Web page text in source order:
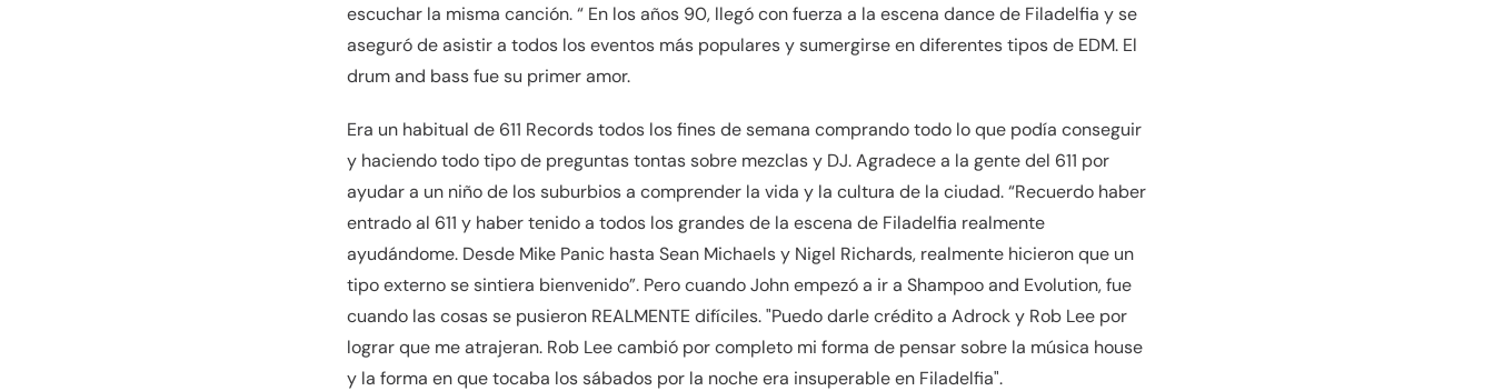
escuchar la misma canción. “ En los años 90, llegó con fuerza a la escena dance de Filadelfia y se
aseguró de asistir a todos los eventos más populares y sumergirse en diferentes tipos de EDM. El
drum and bass fue su primer amor.
Era un habitual de 611 Records todos los fines de semana comprando todo lo que podía conseguir
y haciendo todo tipo de preguntas tontas sobre mezclas y DJ. Agradece a la gente del 611 por
ayudar a un niño de los suburbios a comprender la vida y la cultura de la ciudad. “Recuerdo haber
entrado al 611 y haber tenido a todos los grandes de la escena de Filadelfia realmente
ayudándome. Desde Mike Panic hasta Sean Michaels y Nigel Richards, realmente hicieron que un
tipo externo se sintiera bienvenido”. Pero cuando John empezó a ir a Shampoo and Evolution, fue
cuando las cosas se pusieron REALMENTE difíciles. "Puedo darle crédito a Adrock y Rob Lee por
lograr que me atrajeran. Rob Lee cambió por completo mi forma de pensar sobre la música house
y la forma en que tocaba los sábados por la noche era insuperable en Filadelfia".